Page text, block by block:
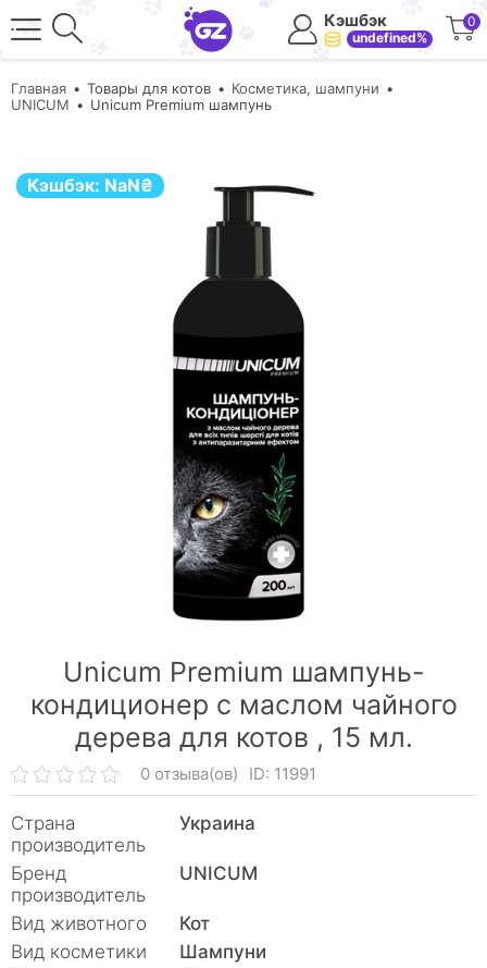
Кэшбэк
undefined%
0
Главная Товары для котов
Косметика, шампуни
UNICUM
Unicum Premium шампунь
Кэшбэк: NaN₴
Unicum Premium шампунь-
кондиционер с маслом чайного
дерева для котов , 15 мл.
0 отзыва(ов) ID: 11991
Страна
производитель
Украина
Бренд
производитель
UNICUM
Вид животного
Кот
Вид косметики
Шампуни